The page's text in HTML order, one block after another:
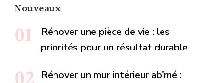
Nouveaux
Rénover une pièce de vie : les
priorités pour un résultat durable
Rénover un mur intérieur abîmé :